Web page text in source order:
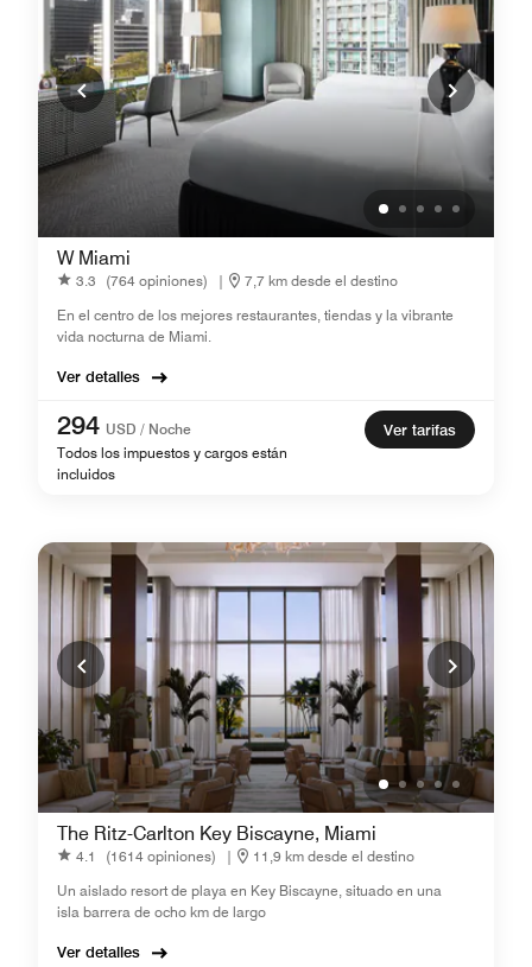
W Miami
3.3 (764 opiniones) |
7,7 km desde el destino
En el centro de los mejores restaurantes, tiendas y la vibrante
vida nocturna de Miami.
Ver detalles
294 USD / Noche
Todos los impuestos y cargos están
incluidos
Ver tarifas
The Ritz-Carlton Key Biscayne, Miami
4.1 (1614 opiniones) |
11,9 km desde el destino
Un aislado resort de playa en Key Biscayne, situado en una
isla barrera de ocho km de largo
Ver detalles